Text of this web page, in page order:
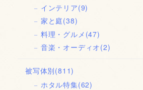
インテリア(9)
家と庭(38)
料理・グルメ (47)
音楽・オーディオ(2)
被写体別(811)
ホタル特集(62)